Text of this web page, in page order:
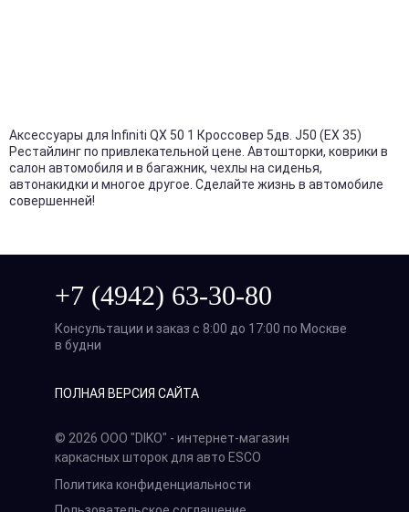
Аксессуары для Infiniti QX 50 1 Кроссовер 5дв. J50 (EX 35)
Рестайлинг по привлекательной цене. Автошторки, коврики в
салон автомобиля и в багажник, чехлы на сиденья,
автонакидки и многое другое. Сделайте жизнь в автомобиле
совершенней!
+7 (4942) 63-30-80
Консультации и заказ с 8:00 до 17:00 по Москве
в будни
ПОЛНАЯ ВЕРСИЯ САЙТА
© 2026 ООО "DIKO" - интернет-магазин
каркасных шторок для авто ESCO
Политика конфиденциальности